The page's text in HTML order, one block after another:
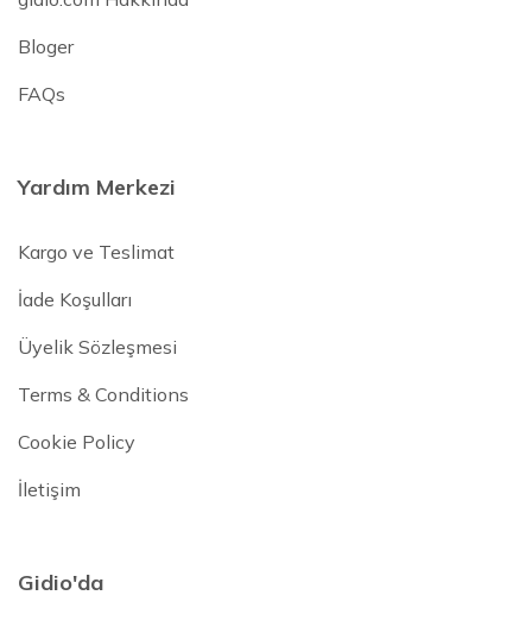
Bloger
FAQs
Yardım Merkezi
Kargo ve Teslimat
İade Koşulları
Üyelik Sözleşmesi
Terms & Conditions
Cookie Policy
İletişim
Gidio'da